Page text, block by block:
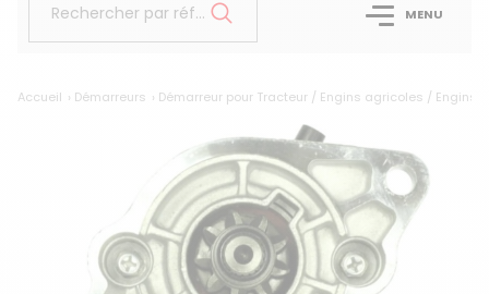
Rechercher par référence... MENU
Accueil Démarreurs Démarreur pour Tracteur / Engins agricoles / Engins